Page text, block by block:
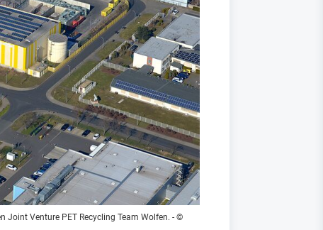
Joint Venture PET Recycling Team Wolfen. - ©